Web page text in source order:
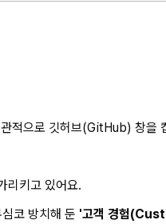
적으로 깃허브(GitHub) 창을
리키고 있어요.
코 방치해 둔 '고객 경험